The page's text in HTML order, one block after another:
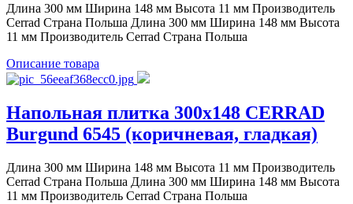
Длина 300 мм Ширина 148 мм Высота 11 мм Производитель
Cerrad Страна Польша Длина 300 мм Ширина 148 мм Высота
11 мм Производитель Cerrad Страна Польша
Описание товара
Напольная плитка 300x148 CERRAD
Burgund 6545 (коричневая, гладкая)
Длина 300 мм Ширина 148 мм Высота 11 мм Производитель
Cerrad Страна Польша Длина 300 мм Ширина 148 мм Высота
11 мм Производитель Cerrad Страна Польша